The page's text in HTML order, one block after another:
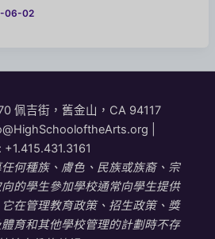
06-02
佩吉街，舊金山，CA 94117
+1.415.431.3161
何種族、膚色、民族或族裔、宗
的學生參加學校通常向學生提供
在管理教育政策、招生政策、獎
育和其他學校管理的計劃時不存